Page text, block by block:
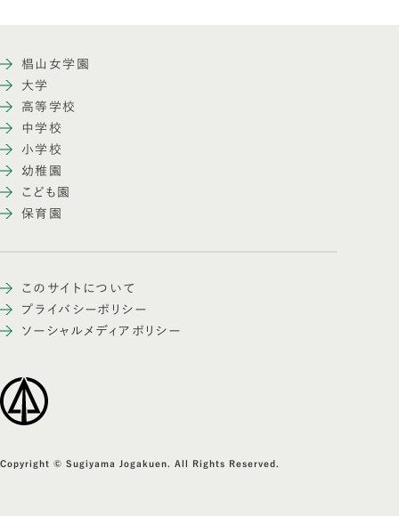
椙山女学園
大学
高等学校
中学校
小学校
幼稚園
こども園
保育園
このサイトについて
プライバシーポリシー
ソーシャルメディアポリシー
Copyright © Sugiyama Jogakuen. All Rights Reserved.